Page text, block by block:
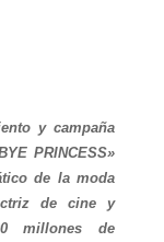
y campaña
PRINCESS»
de la moda
de cine y
millones de